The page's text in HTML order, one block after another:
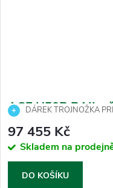
ACE H50R RAIL
DÁREK TROJNOŽKA
97 455 Kč
Skladem na
DO KOŠÍKU